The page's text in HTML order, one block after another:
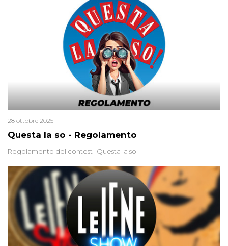
2015 un’altra donna confessa lo stesso delitto, poi ritratta. Due
colpevoli per un solo omicidio: errore giudiziario o giustizia
Questa la so - Regolamento
28 ottobre 2025
Regolamento del contest "Questa la so"